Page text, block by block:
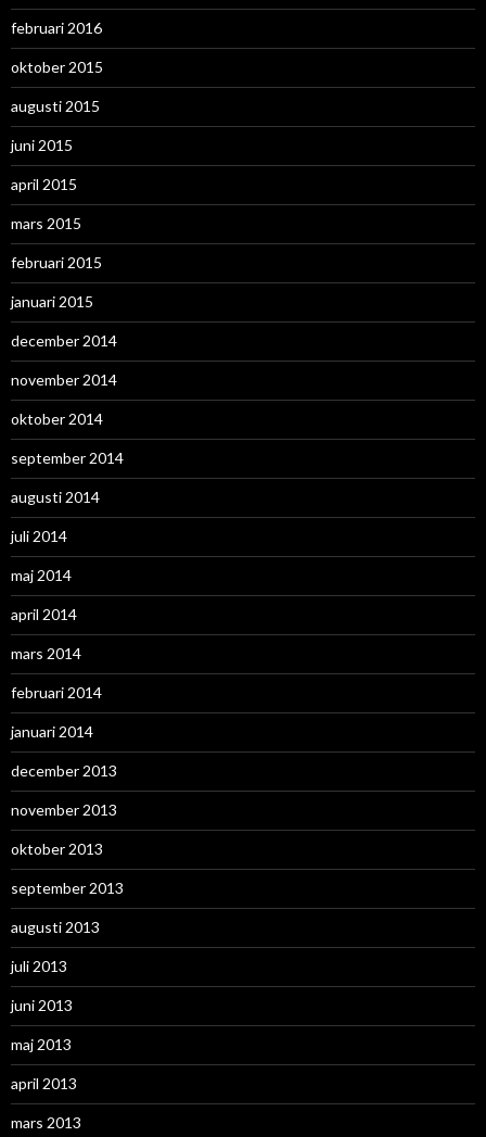
februari 2016
oktober 2015
augusti 2015
juni 2015
april 2015
mars 2015
februari 2015
januari 2015
december 2014
november 2014
oktober 2014
september 2014
augusti 2014
juli 2014
maj 2014
april 2014
mars 2014
februari 2014
januari 2014
december 2013
november 2013
oktober 2013
september 2013
augusti 2013
juli 2013
juni 2013
maj 2013
april 2013
mars 2013